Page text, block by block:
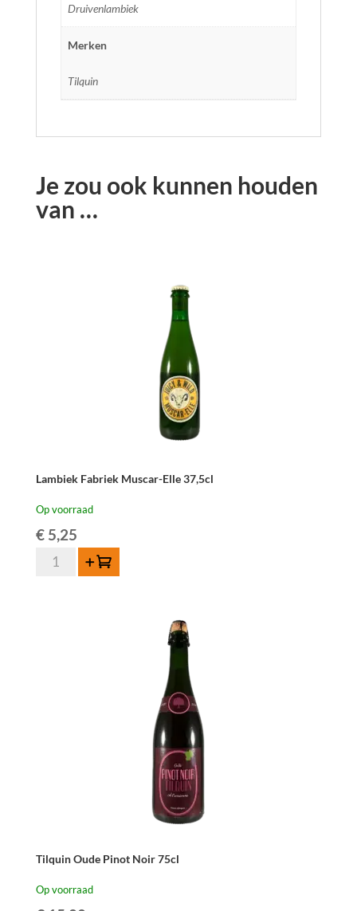
Druivenlambiek
Merken
Tilquin
Je zou ook kunnen houden
van …
Lambiek Fabriek Muscar-Elle 37,5cl
Op voorraad
€5,25
Lambiek
Toevoegen
Tilquin Oude Pinot Noir 75cl
Op voorraad